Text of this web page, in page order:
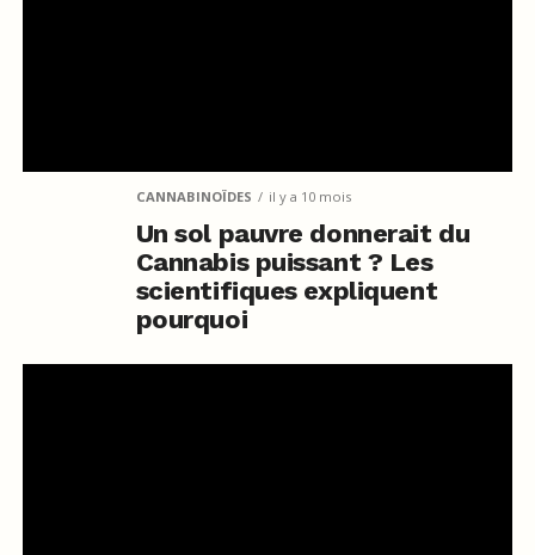
CANNABINOÏDES il y a 10 mois
Un sol pauvre donnerait du
Cannabis puissant ? Les
scientifiques expliquent
pourquoi